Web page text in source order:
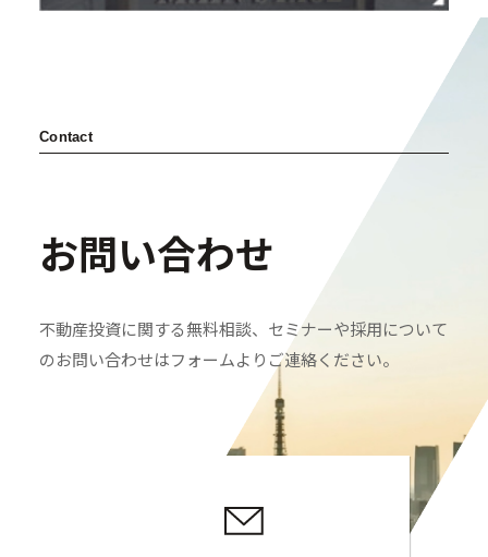
Contact
お問い合わせ
不動産投資に関する無料相談、セミナーや採用について
のお問い合わせはフォームよりご連絡ください。